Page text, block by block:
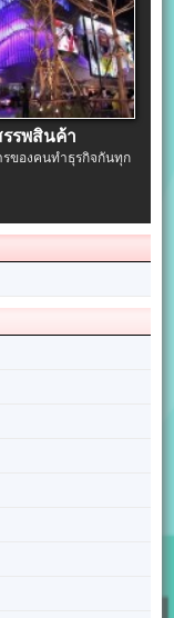
รพสินค้า
ของคนทำธุรกิจกันทุก